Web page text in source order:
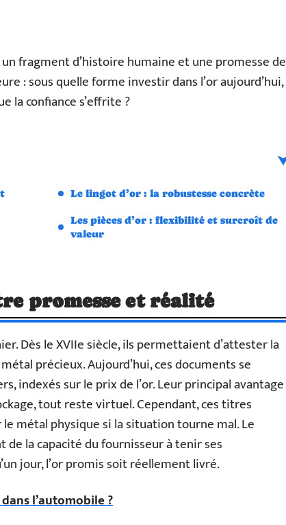
fragment d’histoire humaine et une promesse de
: sous quelle forme investir dans l’or aujourd’hui,
la confiance s’effrite ?
Le lingot d’or : la robustesse concrète
Les pièces d’or : flexibilité et surcroît de
valeur
promesse et réalité
Dès le XVIIe siècle, ils permettaient d’attester la
précieux. Aujourd’hui, ces documents se
indexés sur le prix de l’or. Leur principal avantage
tout reste virtuel. Cependant, ces titres
métal physique si la situation tourne mal. Le
la capacité du fournisseur à tenir ses
jour, l’or promis soit réellement livré.
l’automobile ?